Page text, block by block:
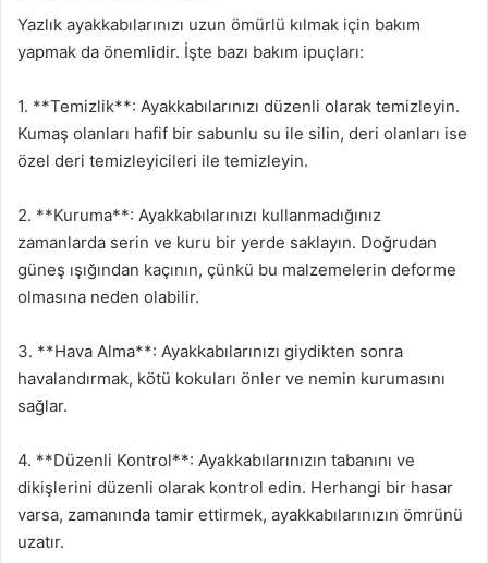
Yazlık ayakkabılarınızı uzun ömürlü kılmak için bakım
yapmak da önemlidir. İşte bazı bakım ipuçları:
1. **Temizlik**: Ayakkabılarınızı düzenli olarak temizleyin.
Kumaş olanları hafif bir sabunlu su ile silin, deri olanları ise
özel deri temizleyicileri ile temizleyin.
2. **Kuruma**: Ayakkabılarınızı kullanmadığınız
zamanlarda serin ve kuru bir yerde saklayın. Doğrudan
güneş ışığından kaçının, çünkü bu malzemelerin deforme
olmasına neden olabilir.
3. **Hava Alma**: Ayakkabılarınızı giydikten sonra
havalandırmak, kötü kokuları önler ve nemin kurumasını
sağlar.
4. **Düzenli Kontrol**: Ayakkabılarınızın tabanını ve
dikişlerini düzenli olarak kontrol edin. Herhangi bir hasar
varsa, zamanında tamir ettirmek, ayakkabılarınızın ömrünü
uzatır.